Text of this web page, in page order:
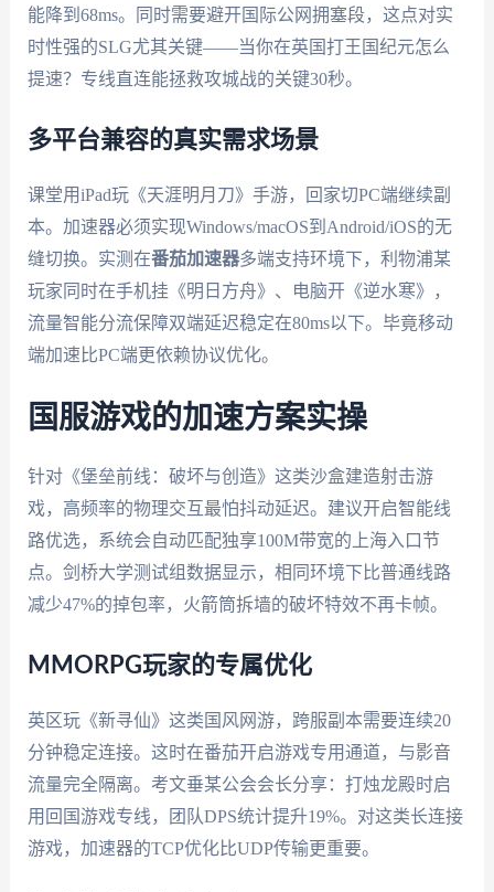
能降到68ms。同时需要避开国际公网拥塞段，这点对实
时性强的SLG尤其关键——当你在英国打王国纪元怎么
提速？专线直连能拯救攻城战的关键30秒。
多平台兼容的真实需求场景
课堂用iPad玩《天涯明月刀》手游，回家切PC端继续副
本。加速器必须实现Windows/macOS到Android/iOS的无
缝切换。实测在番茄加速器多端支持环境下，利物浦某
玩家同时在手机挂《明日方舟》、电脑开《逆水寒》，
流量智能分流保障双端延迟稳定在80ms以下。毕竟移动
端加速比PC端更依赖协议优化。
国服游戏的加速方案实操
针对《堡垒前线：破坏与创造》这类沙盒建造射击游
戏，高频率的物理交互最怕抖动延迟。建议开启智能线
路优选，系统会自动匹配独享100M带宽的上海入口节
点。剑桥大学测试组数据显示，相同环境下比普通线路
减少47%的掉包率，火箭筒拆墙的破坏特效不再卡帧。
MMORPG玩家的专属优化
英区玩《新寻仙》这类国风网游，跨服副本需要连续20
分钟稳定连接。这时在番茄开启游戏专用通道，与影音
流量完全隔离。考文垂某公会会长分享：打烛龙殿时启
用回国游戏专线，团队DPS统计提升19%。对这类长连接
游戏，加速器的TCP优化比UDP传输更重要。